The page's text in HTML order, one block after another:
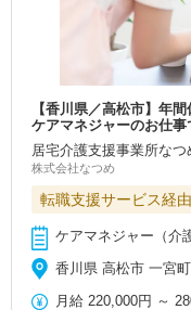
【香川県／高松市】年
ケアマネジャーのお仕事
居宅介護支援事業所な
株式会社なつめ
転職支援サービス経由
ケアマネジャー（介
香川県 高松市 一宮
月給 220,000円 ～